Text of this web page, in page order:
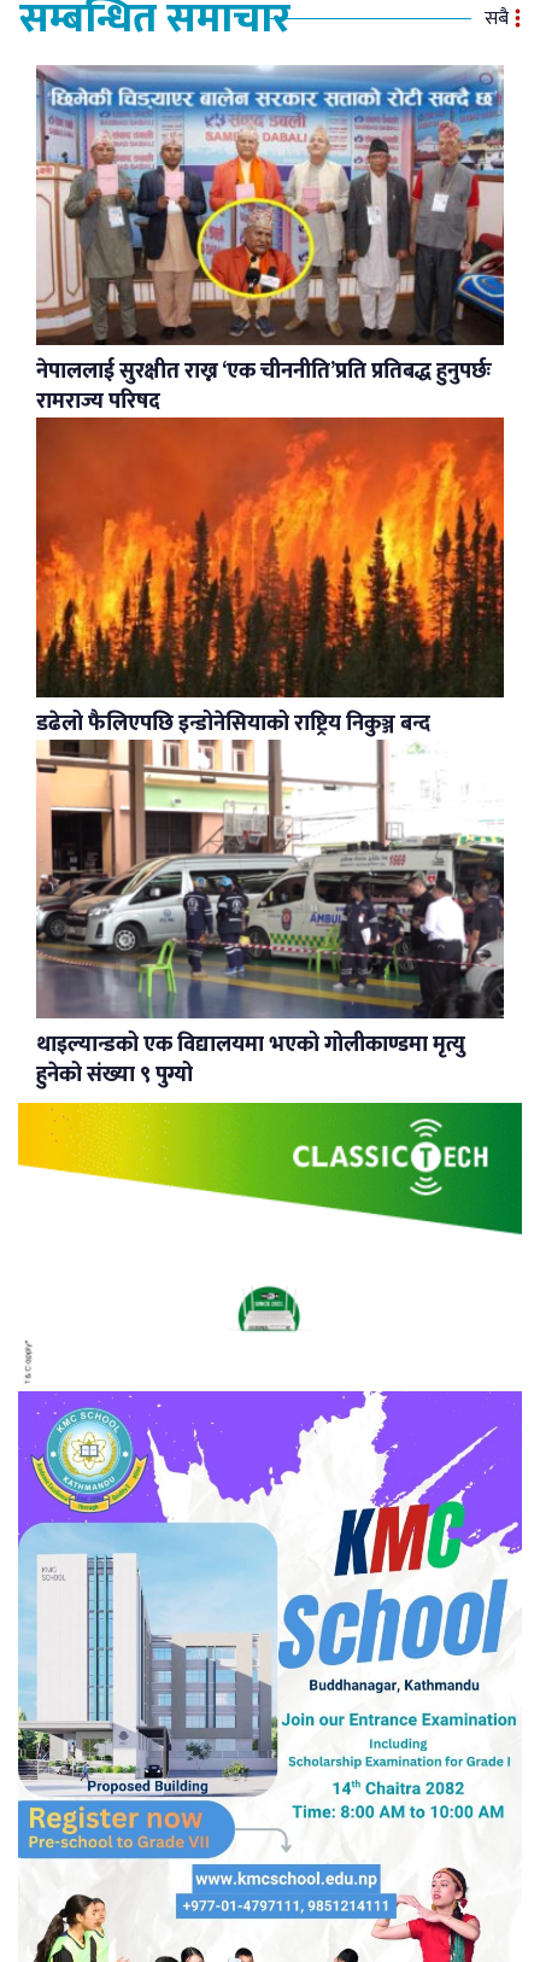
सम्बन्धित समाचार सबै
नेपाललाई सुरक्षीत राख्न ‘एक चीननीति’प्रति प्रतिबद्ध हुनुपर्छः
रामराज्य परिषद
डढेलो फैलिएपछि इन्डोनेसियाको राष्ट्रिय निकुञ्ज बन्द
थाइल्यान्डको एक विद्यालयमा भएको गोलीकाण्डमा मृत्यु
हुनेको संख्या ९ पुग्यो